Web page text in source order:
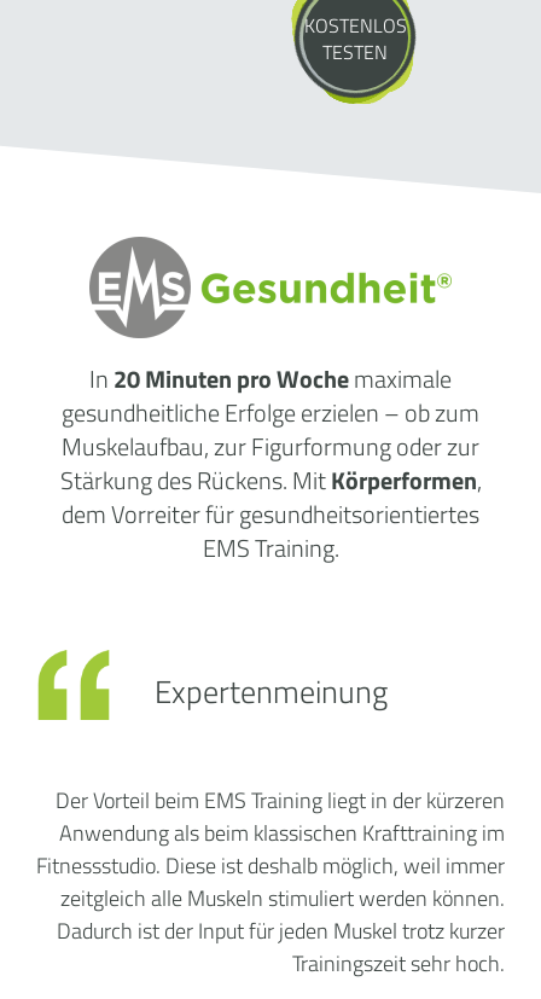
KOSTENLOS
TESTEN
In20 Minuten pro Wochemaximale
gesundheitlicheErfolgeerzielen – ob zum
Muskelaufbau, zur Figurformung oder zur
Stärkung des Rückens. MitKörperformen,
dem Vorreiter für gesundheitsorientiertes
EMS Training.
Der Vorteil beim EMS Training liegt in der kürzeren
Anwendung als beim klassischen Krafttraining im
Fitnessstudio. Diese ist deshalb möglich, weil immer
zeitgleich alle Muskeln stimuliert werden können.
Dadurch ist der Input für jeden Muskel trotz kurzer
Trainingszeit sehr hoch.
Expertenmeinung